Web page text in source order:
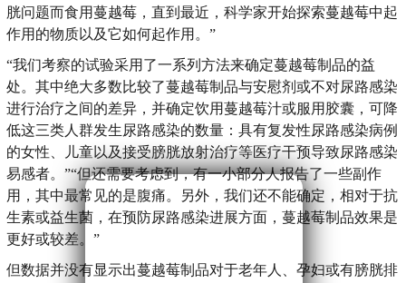
胱问题而食用蔓越莓，直到最近，科学家开始探索蔓越莓中起
作用的物质以及它如何起作用。”
“我们考察的试验采用了一系列方法来确定蔓越莓制品的益
处。其中绝大多数比较了蔓越莓制品与安慰剂或不对尿路感染
进行治疗之间的差异，并确定饮用蔓越莓汁或服用胶囊，可降
低这三类人群发生尿路感染的数量：具有复发性尿路感染病例
的女性、儿童以及接受膀胱放射治疗等医疗干预导致尿路感染
易感者。”“但还需要考虑到，有一小部分人报告了一些副作
用，其中最常见的是腹痛。另外，我们还不能确定，相对于抗
生素或益生菌，在预防尿路感染进展方面，蔓越莓制品效果是
更好或较差。”
但数据并没有显示出蔓越莓制品对于老年人、孕妇或有膀胱排